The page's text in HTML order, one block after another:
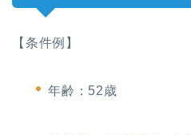
【条件例】
年齢：52歳